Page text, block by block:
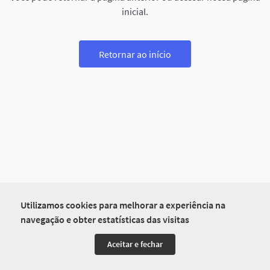
Utilizamos cookies para melhorar a experiência na
navegação e obter estatísticas das visitas
Aceitar e fechar
inicial.
Retornar ao início